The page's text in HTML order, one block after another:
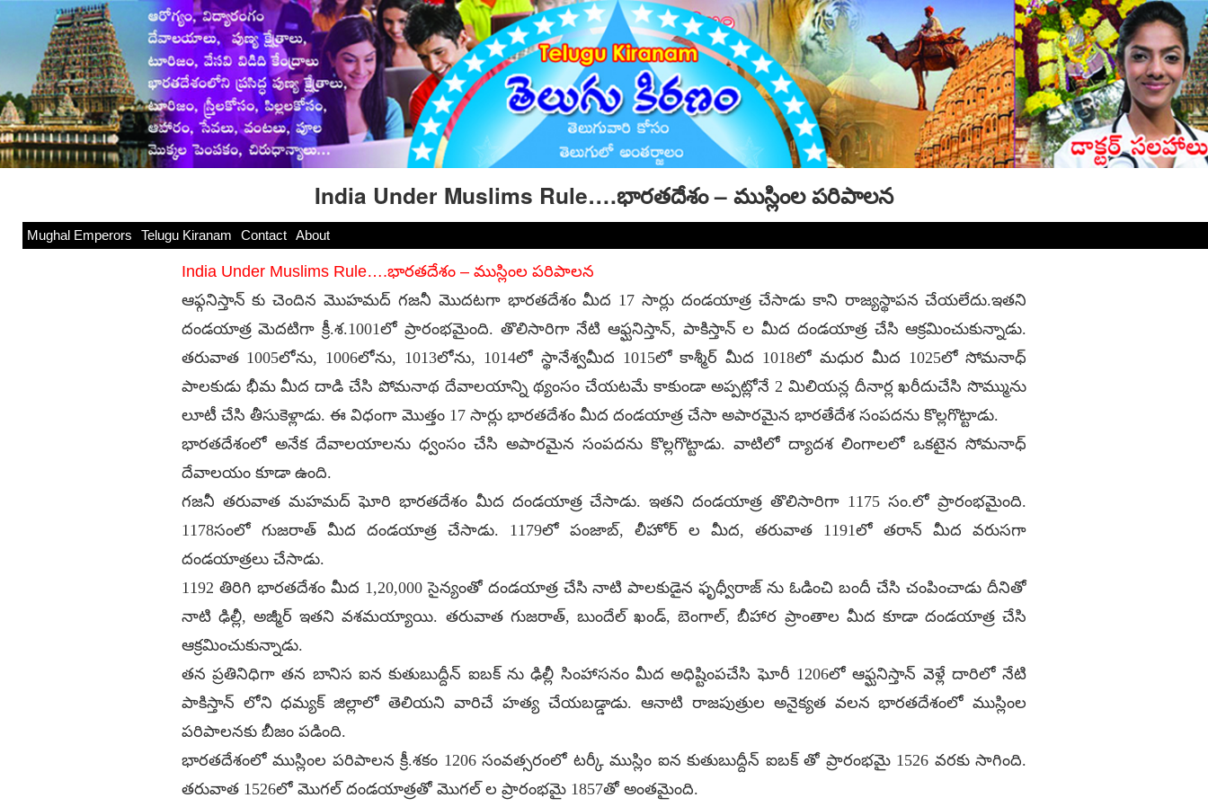
India Under Muslims Rule….భారతదేశం – ముస్లింల పరిపాలన
Mughal Emperors Telugu Kiranam Contact About
India Under Muslims Rule….భారతదేశం – ముస్లింల పరిపాలన
ఆఫ్గనిస్తాన్ కు చెందిన మొహమద్ గజనీ మొదటగా భారతదేశం మీద 17 సార్లు దండయాత్ర చేసాడు కాని రాజ్యస్థాపన చేయలేదు.ఇతని
దండయాత్ర మెదటిగా క్రీ.శ.1001లో ప్రారంభమైంది. తొలిసారిగా నేటి ఆఫ్ఘనిస్తాన్, పాకిస్తాన్ ల మీద దండయాత్ర చేసి ఆక్రమించుకున్నాడు.
తరువాత 1005లోను, 1006లోను, 1013లోను, 1014లో స్థానేశ్వమీద 1015లో కాశ్మీర్ మీద 1018లో మధుర మీద 1025లో సోమనాధ్
పాలకుడు భీమ మీద దాడి చేసి పోమనాథ దేవాలయాన్ని థ్యంసం చేయటమే కాకుండా అప్పట్లోనే 2 మిలియన్ల దీనార్ల ఖరీదుచేసి సొమ్మును
లూటీ చేసి తీసుకెళ్లాడు. ఈ విధంగా మొత్తం 17 సార్లు భారతదేశం మీద దండయాత్ర చేసా అపారమైన భారతేదేశ సంపదను కొల్లగొట్టాడు.
భారతదేశంలో అనేక దేవాలయాలను ధ్వంసం చేసి అపారమైన సంపదను కొల్లగొట్టాడు. వాటిలో ద్యాదశ లింగాలలో ఒకటైన సోమనాధ్
దేవాలయం కూడా ఉంది.
గజనీ తరువాత మహమద్ ఘోరి భారతదేశం మీద దండయాత్ర చేసాడు. ఇతని దండయాత్ర తొలిసారిగా 1175 సం.లో ప్రారంభమైంది.
1178సంలో గుజరాత్ మీద దండయాత్ర చేసాడు. 1179లో పంజాబ్, లీహోర్ ల మీద, తరువాత 1191లో తరాన్ మీద వరుసగా
దండయాత్రలు చేసాడు.
1192 తిరిగి భారతదేశం మీద 1,20,000 సైన్యంతో దండయాత్ర చేసి నాటి పాలకుడైన ఫృధ్వీరాజ్ ను ఓడించి బందీ చేసి చంపించాడు దీనితో
నాటి ఢిల్లీ, అజ్మీర్ ఇతని వశమయ్యాయి. తరువాత గుజరాత్, బుందేల్ ఖండ్, బెంగాల్, బీహార ప్రాంతాల మీద కూడా దండయాత్ర చేసి
ఆక్రమించుకున్నాడు.
తన ప్రతినిధిగా తన బానిస ఐన కుతుబుద్దీన్ ఐబక్ ను ఢిల్లీ సింహాసనం మీద అధిష్టింపచేసి ఘోరీ 1206లో ఆఫ్ఘనిస్తాన్ వెళ్లే దారిలో నేటి
పాకిస్తాన్ లోని ధమ్యక్ జిల్లాలో తెలియని వారిచే హత్య చేయబడ్డాడు. ఆనాటి రాజపుత్రుల అనైక్యత వలన భారతదేశంలో ముస్లింల
పరిపాలనకు బీజం పడింది.
భారతదేశంలో ముస్లింల పరిపాలన క్రీ.శకం 1206 సంవత్సరంలో టర్కీ ముస్లిం ఐన కుతుబుద్దీన్ ఐబక్ తో ప్రారంభమై 1526 వరకు సాగింది.
తరువాత 1526లో మొగల్ దండయాత్రతో మొగల్ ల ప్రారంభమై 1857తో అంతమైంది.